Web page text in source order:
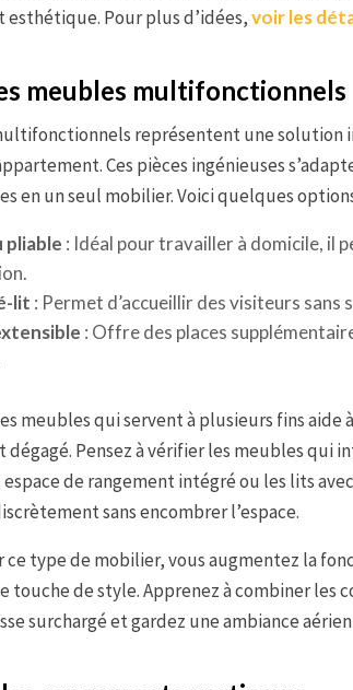
Pour plus d’idées,voir les
meubles multifonctionnels
représentent une solution
Ces pièces ingénieuses
en un seul mobilier. Voici quelques
pliable : Idéal pour travailler à domicile, il
lit : Permet d’accueillir des visiteurs sans
: Offre des places
meubles qui servent à plusieurs fins aide
dégagé. Pensez à vérifier les meubles qui
de rangement intégré ou les lits
sans encombrer l’espace.
ce type de mobilier, vous augmentez la
touche de style. Apprenez à combiner les
surchargé et gardez une ambiance